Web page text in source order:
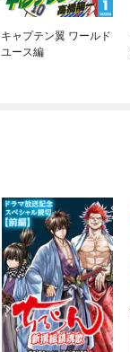
キャプテン翼 ワールド
ユース編